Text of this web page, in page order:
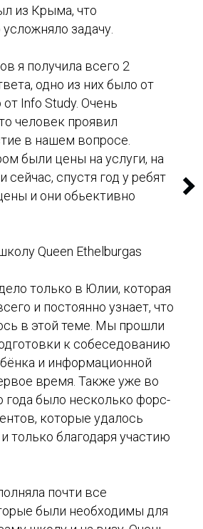
из Крыма, что
задачу.
я получила всего 2
одно из них было от
Info Study. Очень
человек проявил
в нашем вопросе.
были цены на услуги, на
сейчас, спустя год у ребят
и они обьективно
Queen Ethelburgas
только в Юлии, которая
и постоянно узнает, что
в этой теме. Мы прошли
к собеседованию
и информационной
время. Также уже во
года было несколько форс-
которые удалось
только благодаря участию
почти все
были необходимы для